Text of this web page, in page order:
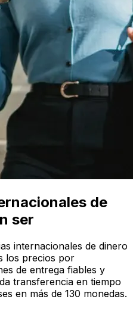
de
ser
internacionales de dinero
los precios por
de entrega fiables y
transferencia en tiempo
en más de 130 monedas.